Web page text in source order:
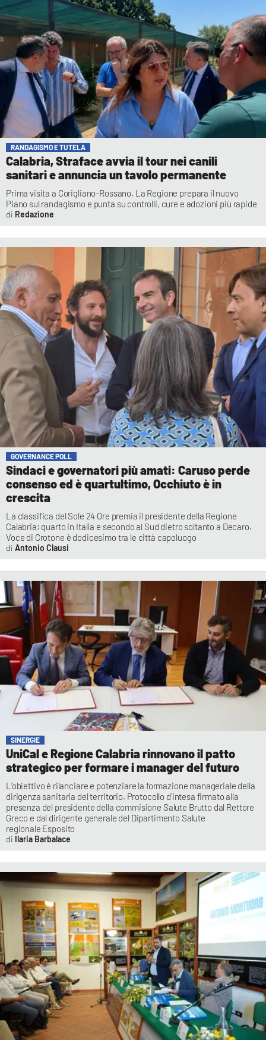
RANDAGISMO E TUTELA
Calabria, Straface avvia il tour nei canili
sanitari e annuncia un tavolo permanente
Prima visita a Corigliano-Rossano. La Regione prepara il nuovo
Piano sul randagismo e punta su controlli, cure e adozioni più rapide
Redazione
GOVERNANCE POLL
Sindaci e governatori più amati: Caruso perde
consenso ed è quartultimo, Occhiuto è in
crescita
La classifica del Sole 24 Ore premia il presidente della Regione
Calabria: quarto in Italia e secondo al Sud dietro soltanto a Decaro.
Voce di Crotone è dodicesimo tra le città capoluogo
Antonio Clausi
SINERGIE
UniCal e Regione Calabria rinnovano il patto
strategico per formare i manager del futuro
L’obiettivo è rilanciare e potenziare la formazione manageriale della
dirigenza sanitaria del territorio. Protocollo d’intesa firmato alla
presenza del presidente della commisione Salute Brutto dal Rettore
Greco e dal dirigente generale del Dipartimento Salute
regionale Esposito
Ilaria Barbalace